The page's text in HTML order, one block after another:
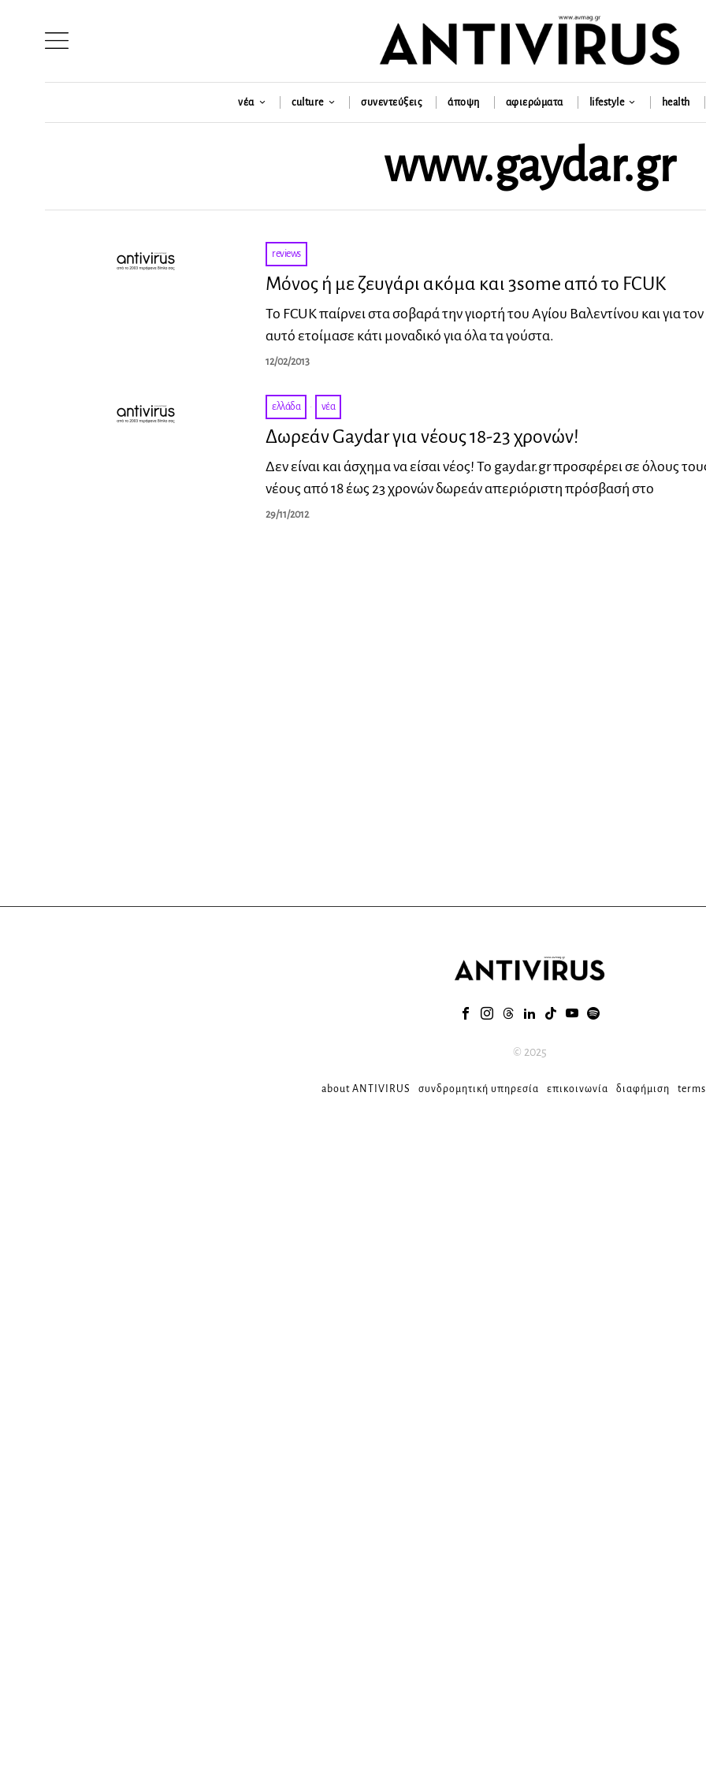
νέα culture συνεντεύξεις άποψη αφιερώματα lifestyle health
www.gaydar.gr
reviews
Μόνος ή με ζευγάρι ακόμα και 3some από το FCUK
Το FCUK παίρνει στα σοβαρά την γιορτή του Αγίου Βαλεντίνου και για
αυτό ετοίμασε κάτι μοναδικό για όλα τα γούστα.
12/02/2013
ελλάδα · νέα
Δωρεάν Gaydar για νέους 18-23 χρονών!
Δεν είναι και άσχημα να είσαι νέος! Το gaydar.gr προσφέρει σε όλους
νέους από 18 έως 23 χρονών δωρεάν απεριόριστη πρόσβασή στο
29/11/2012
© 2025
about ANTIVIRUS συνδρομητική υπηρεσία επικοινωνία διαφήμιση